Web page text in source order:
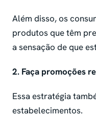
Além disso, os
produtos que têm
a sensação de que
2. Faça promoções
Essa estratégia
estabelecimentos.